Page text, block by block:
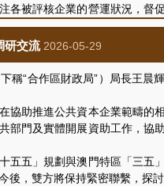
各被評核企業的營運狀況，
核細則》的規定，公佈於“
研交流 2026-05-29
“合作區財政局”）局長王晨
助推進公共資本企業範疇的
部門及實體開展資助工作，
五」規劃與澳門特區「三五
，雙方將保持緊密聯繫，探